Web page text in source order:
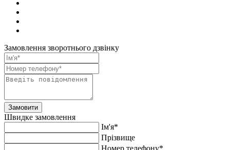
Замовлення зворотнього дзвінку
Замовити
Швидке замовлення
Ім'я*
Прiзвище